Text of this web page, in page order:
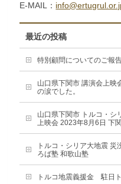
E-MAIL：
最近の投稿
特別顧問についてのご報
山口県下関市 講演会上映
の涙でした。
山口県下関市 トルコ・シ
上映会 2023年8月6日 下
トルコ・シリア大地震
ろば塾 和歌山塾
トルコ地震義援金 駐日